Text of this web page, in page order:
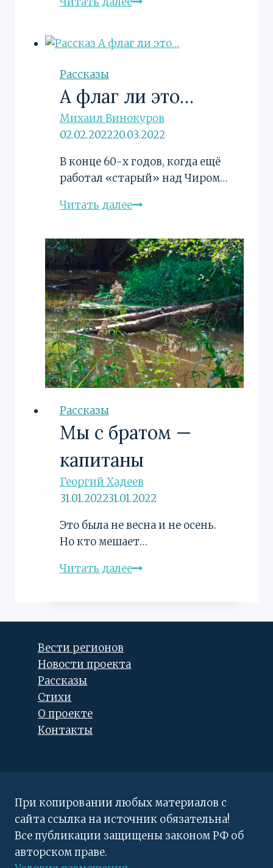
Рассказы
А флаг ли это…
Михаил Винокуров
02.02.202220.03.2022
В конце 60-х годов, когда ещё
работал «старый» над Чиром…
Читать далееА
ли
это…
Рассказы
Мы с братом —
капитаны
Георгий Хадеев
31.01.202231.01.2022
Это была не весна и не осень.
Но кто мешает…
Читать далееМы
Вести регионов
Новости проекта
Рассказы
Стихи
О проекте
Контакты
При копировании любых материалов с
сайта ссылка на источник обязательна!
Все публикации защищены законом РФ об
авторском праве.